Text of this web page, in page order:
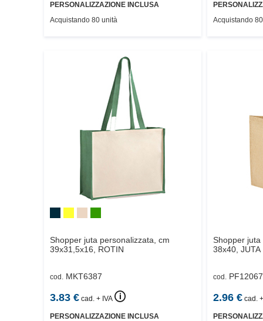
PERSONALIZZAZIONE INCLUSA
Acquistando 80 unità
Acquistando
Shopper juta personalizzata, cm
39x31,5x16,
ROTIN
cod. MKT6387
3.83 € cad. + IVA 🛈
PERSONALIZZAZIONE INCLUSA
Shopper juta
38x40, JUTA
cod.
2.96€ cad.